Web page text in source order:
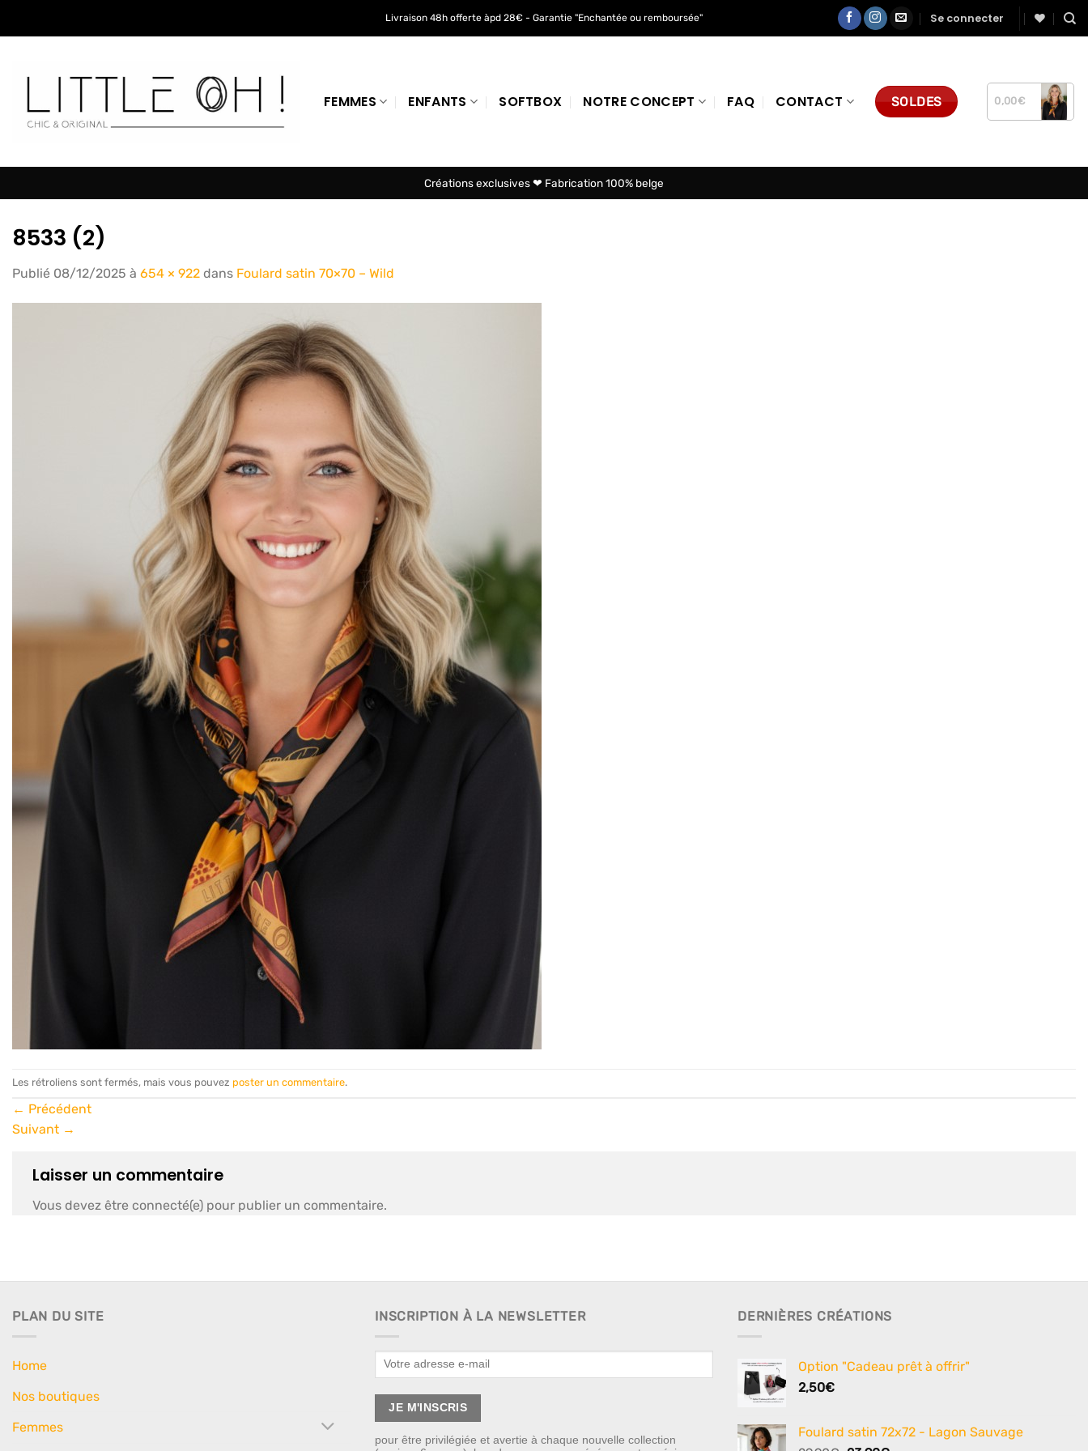
Livraison 48h offerte àpd 28€ - Garantie "Enchantée ou remboursée" Se connecter
FEMMES ENFANTS SOFTBOX NOTRE CONCEPT FAQ CONTACT SOLDES 0,00€
Créations exclusives ❤ Fabrication 100% belge
8533 (2)
Publié 08/12/2025 à 654 × 922 dans Foulard satin 70×70 – Wild
Les rétroliens sont fermés, mais vous pouvez poster un commentaire.
← Précédent
Suivant →
Laisser un commentaire
Vous devez être connecté(e) pour publier un commentaire.
PLAN DU SITE
Home
Nos boutiques
Femmes
INSCRIPTION À LA NEWSLETTER
pour être privilégiée et avertie à chaque nouvelle collection
DERNIÈRES CRÉATIONS
Option "Cadeau prêt à offrir"
2,50€
Foulard satin 72x72 - Lagon Sauvage